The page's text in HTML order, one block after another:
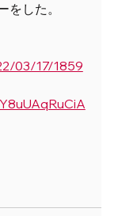
をした。
03/17/1859